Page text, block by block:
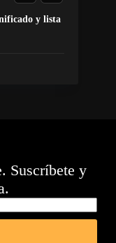
y lista
Suscríbete y